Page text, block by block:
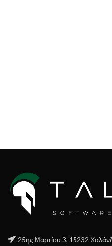
25ης Μαρτίου 3, 15232